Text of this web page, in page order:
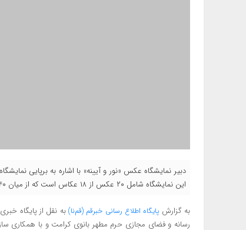
این نمایشگاه شامل ۲۰ عکس از ۱۸ عکاس است که از میان ۲۴۰ عکس ارسالی از ۶۰ عکاس انتخاب شده است.
به گزارش پایگاه اطلاع رسانی خبرقم (قم‌نا)به نقل از پایگاه
رسانه و فضای مجازی حرم مطهر بانوی کرامت و با همکاری